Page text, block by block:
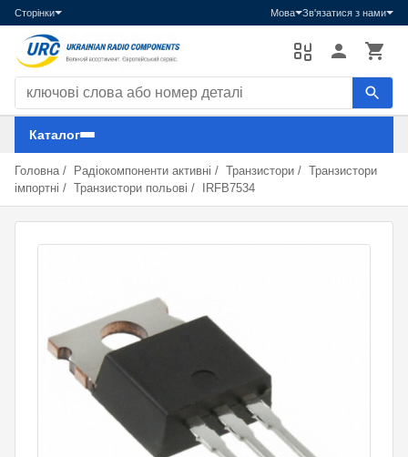
Сторінки Мова Зв'язатися з нами
Пошук компонентів
Каталог
Головна / Радіокомпоненти активні / Транзистори / Транзистори
імпортні / Транзистори польові / IRFB7534